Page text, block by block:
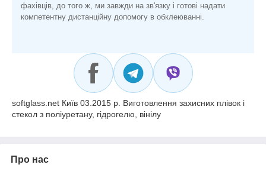
фахівців, до того ж, ми завжди на зв'язку і готові надати
компетентну дистанційну допомогу в обклеюванні.
softglass.net Київ 03.2015 р. Виготовлення захисних плівок і
стекол з поліуретану, гідрогелю, вінілу
Про нас